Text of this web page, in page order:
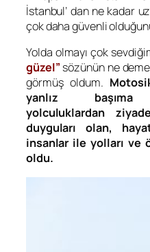
İstanbul’ dan ne kadar
çok daha güvenli
Yolda olmayı çok
güzel” sözünün ne
görmüş oldum.
yanlız
yolculuklardan
duyguları olan,
insanlar ile yolları ve
oldu.